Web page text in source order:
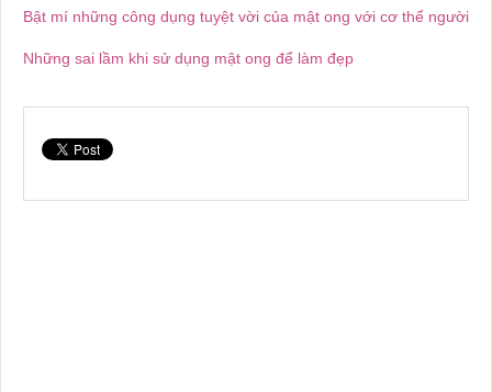
Bật mí những công dụng tuyệt vời của mật ong với cơ thể người
Những sai lầm khi sử dụng mật ong để làm đẹp